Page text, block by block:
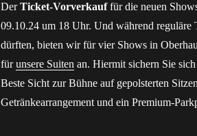
DerTicket-Vorverkauffür die neuen
09.10.24 um 18 Uhr. Und während reguläre
dürften, bieten wir für vier Shows in
fürunsere Suiten an. Hiermit sichern Sie
Beste Sicht zur Bühne auf gepolsterten
Getränkearrangement und ein Premium-